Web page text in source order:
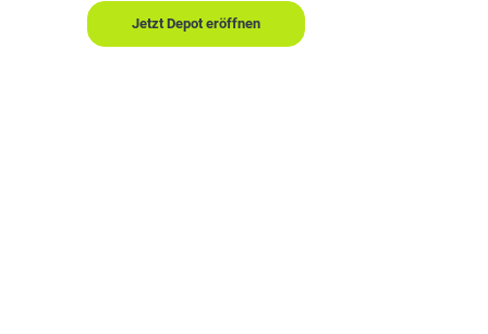
Jetzt Depot eröffnen